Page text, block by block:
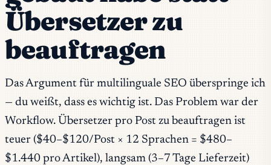
Übersetzer zu
beauftragen
Das Argument für multilinguale SEO überspringe ich
— du weißt, dass es wichtig ist. Das Problem war der
Workflow. Übersetzer pro Post zu beauftragen ist
teuer ($40–$120/Post × 12 Sprachen = $480–
$1.440 pro Artikel), langsam (3–7 Tage Lieferzeit)